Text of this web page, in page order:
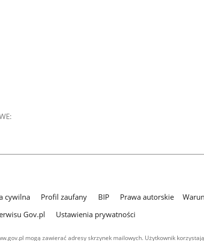
cywilna Profil zaufany BIP Prawa autorskie
Gov.pl
Ustawienia prywatności
mogą zawierać adresy skrzynek mailowych. Użytkownik